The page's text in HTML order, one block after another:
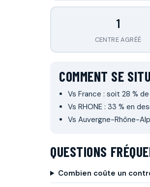
1
CENTRE AGRÉÉ
COMMENT SE
Vs France : soit 28 %
Vs RHONE : 33 % en
Vs Auvergne-Rhône-
QUESTIONS
Combien coûte un